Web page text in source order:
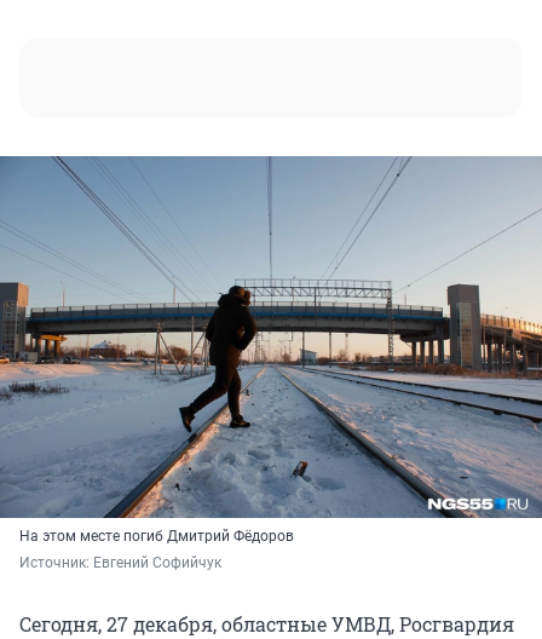
На этом месте погиб Дмитрий Фёдоров
Источник: Евгений Софийчук
Сегодня, 27 декабря, областные УМВД, Росгвардия